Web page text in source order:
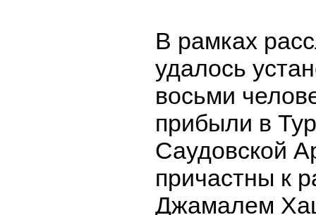
В рамках
удалось
восьми
прибыли в
Саудовской
причастны к
Джамалем